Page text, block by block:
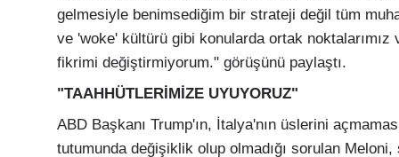
gelmesiyle benimsediğim bir strateji değil tüm
ve 'woke' kültürü gibi konularda ortak
fikrimi değiştirmiyorum." görüşünü paylaştı.
"TAAHHÜTLERİMİZE UYUYORUZ"
ABD Başkanı Trump'ın, İtalya'nın üslerini
tutumunda değişiklik olup olmadığı sorulan